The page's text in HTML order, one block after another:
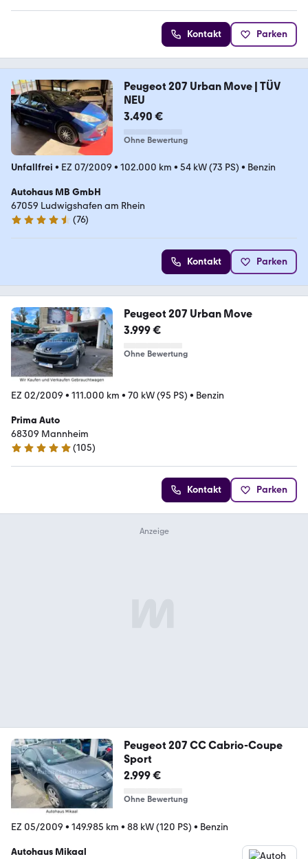
Kontakt Parken
Peugeot 207 Urban Move | TÜV
NEU
3.490 €
Ohne Bewertung
Unfallfrei • EZ 07/2009 • 102.000 km • 54 kW (73 PS) • Benzin
Autohaus MB GmbH
67059 Ludwigshafen am Rhein
4.3 Sterne
(76)
Kontakt Parken
Peugeot 207 Urban Move
3.999 €
Ohne Bewertung
EZ 02/2009 • 111.000 km • 70 kW (95 PS) • Benzin
Prima Auto
68309 Mannheim
4.8 Sterne
(105)
Kontakt Parken
Peugeot 207 CC Cabrio-Coupe
Sport
2.999 €
Ohne Bewertung
EZ 05/2009 • 149.985 km • 88 kW (120 PS) • Benzin
Autohaus Mikaal